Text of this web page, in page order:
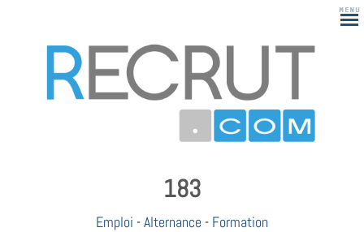
183
Emploi -Alternance - Formation